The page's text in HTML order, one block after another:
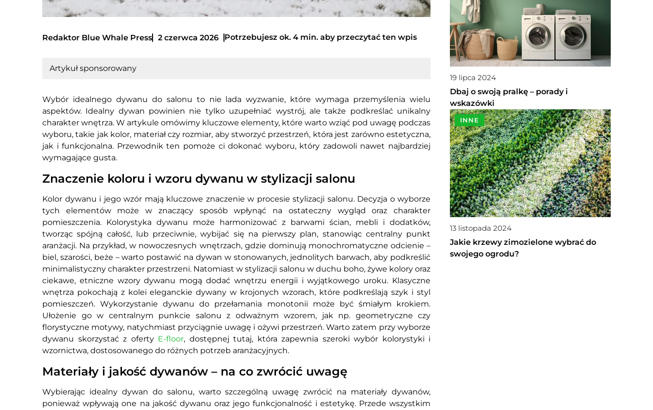
Redaktor Blue Whale Press 2 czerwca 2026 Potrzebujesz ok. 4 min. aby przeczytać ten wpis
Artykuł sponsorowany
Wybór idealnego dywanu do salonu to nie lada wyzwanie, które wymaga przemyślenia wielu
aspektów. Idealny dywan powinien nie tylko uzupełniać wystrój, ale także podkreślać unikalny
charakter wnętrza. W artykule omówimy kluczowe elementy, które warto wziąć pod uwagę podczas
wyboru, takie jak kolor, materiał czy rozmiar, aby stworzyć przestrzeń, która jest zarówno estetyczna,
jak i funkcjonalna. Przewodnik ten pomoże ci dokonać wyboru, który zadowoli nawet najbardziej
wymagające gusta.
Znaczenie koloru i wzoru dywanu w stylizacji salonu
Kolor dywanu i jego wzór mają kluczowe znaczenie w procesie stylizacji salonu. Decyzja o wyborze
tych elementów może w znaczący sposób wpłynąć na ostateczny wygląd oraz charakter
pomieszczenia. Kolorystyka dywanu może harmonizować z barwami ścian, mebli i dodatków,
tworząc spójną całość, lub przeciwnie, wybijać się na pierwszy plan, stanowiąc centralny punkt
aranżacji. Na przykład, w nowoczesnych wnętrzach, gdzie dominują monochromatyczne odcienie –
biel, szarości, beże – warto postawić na dywan w stonowanych, jednolitych barwach, aby podkreślić
minimalistyczny charakter przestrzeni. Natomiast w stylizacji salonu w duchu boho, żywe kolory oraz
ciekawe, etniczne wzory dywanu mogą dodać wnętrzu energii i wyjątkowego uroku. Klasyczne
wnętrza pokochają z kolei eleganckie dywany w krojonych wzorach, które podkreślają szyk i styl
pomieszczeń. Wykorzystanie dywanu do przełamania monotonii może być śmiałym krokiem.
Ułożenie go w centralnym punkcie salonu z odważnym wzorem, jak np. geometryczne czy
florystyczne motywy, natychmiast przyciągnie uwagę i ożywi przestrzeń. Warto zatem przy wyborze
dywanu skorzystać z oferty E-floor, dostępnej tutaj, która zapewnia szeroki wybór kolorystyki i
wzornictwa, dostosowanego do różnych potrzeb aranżacyjnych.
Materiały i jakość dywanów – na co zwrócić uwagę
Wybierając idealny dywan do salonu, warto szczególną uwagę zwrócić na materiały dywanów,
ponieważ wpływają one na jakość dywanu oraz jego funkcjonalność i estetykę. Przede wszystkim
19 lipca 2024
Dbaj o swoją pralkę – porady i
wskazówki
INNE
13 listopada 2024
Jakie krzewy zimozielone wybrać do
swojego ogrodu?